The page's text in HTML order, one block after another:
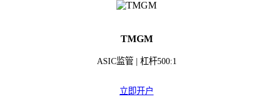
TMGM
ASIC监管 | 杠杆500:1
立即开户